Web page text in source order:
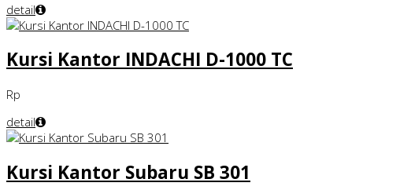
detail
Kursi Kantor INDACHI D-1000 TC
Rp
detail
Kursi Kantor Subaru SB 301